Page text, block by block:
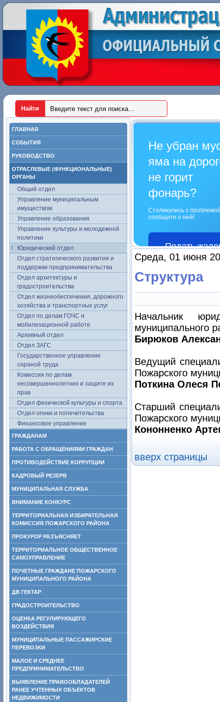
ГЛАВНАЯ
СОБЫТИЯ
РУКОВОДСТВО
ОТРАСЛЕВЫЕ (ФУНКЦИОНАЛЬНЫЕ)
ОРГАНЫ
Общий отдел
Управление муниципальным
имуществом
Управление образования
Управление культуры и молодежной
политики
Юридический отдел
Отдел стратегического развития и
поддержки предпринимательства
Отдел архитектуры и
градостроительства
Отдел жизнеобеспечения, дорожного
хозяйства и транспортных услуг
Отдел по делам ГОЧС и
мобилизационной работе
Архивный отдел
Отдел ЗАГС
Государственное управление
охраной труда
Комиссия по делам
несовершеннолетних и защите их
прав
Отдел физической культуры и спорта
Отдел опеки и попечительства
Финансовое управление
ГРАЖДАНАМ
РАБОТА С ОБРАЩЕНИЯМИ ГРАЖДАН
ПРОТИВОДЕЙСТВИЕ КОРРУПЦИИ
КАДРОВЫЙ РЕЗЕРВ
МУНИЦИПАЛЬНАЯ СЛУЖБА
ВНИМАНИЕ КОНКУРС
ТЕРРИТОРИАЛЬНАЯ ИЗБИРАТЕЛЬНАЯ
КОМИССИЯ ПОЖАРСКОГО РАЙОНА
ПРОКУРОР РАЗЪЯСНЯЕТ
ТЕРРИТОРИАЛЬНОЕ ОБЩЕСТВЕННОЕ
САМОУПРАВЛЕНИЕ
ПОЧЕТНЫЕ ГРАЖДАНЕ ПОЖАРСКОГО
МУНИЦИПАЛЬНОГО РАЙОНА
ДВ ГЕКТАР
ГРАДОСТРОИТЕЛЬСТВО
ОЦЕНКА РЕГУЛИРУЮЩЕГО
ВОЗДЕЙСТВИЯ
МУНИЦИПАЛЬНЫЕ ПАССАЖИРСКИЕ
ПЕРЕВОЗКИ
МАЛОЕ И СРЕДНЕЕ
ПРЕДПРИНИМАТЕЛЬСТВО
ВЫЯВЛЕНИЕ ПРАВООБЛАДАТЕЛЕЙ
РАНЕЕ УЧТЕННЫХ ОБЪЕКТОВ
НЕДВИЖИМОСТИ
Не убран
яма на
не горит
фонарь?
Столкнулись с
сообщите о ней!
Подать
Среда, 01 июня
Структура
Начальник
муниципального
Бирюков
Ведущий
Пожарского
Поткина Олеся
Старший
Пожарского
Кононненко
вверх страницы